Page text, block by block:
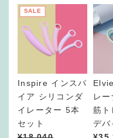
SALE
Inspire インスパ
イア シリコンダ
イレーター 5本
セット
レ
筋ト
デバ